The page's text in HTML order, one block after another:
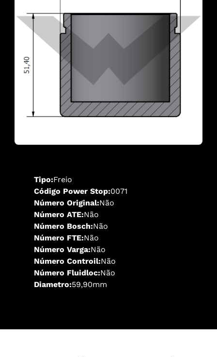
Tipo:Freio
Código Power Stop:0071
Número Original:Não
Número ATE:Não
Número Bosch:Não
Número FTE:Não
Número Varga:Não
Número Controil:Não
Número Fluidloc:Não
Diametro:59,90mm